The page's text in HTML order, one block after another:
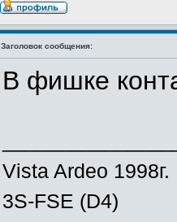
Заголовок сообщения:
В фишке
Vista Ardeo 1998г.
3S-FSE (D4)